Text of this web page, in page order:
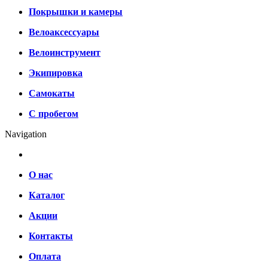
Покрышки и камеры
Велоаксессуары
Велоинструмент
Экипировка
Самокаты
С пробегом
Navigation
О нас
Каталог
Акции
Контакты
Оплата